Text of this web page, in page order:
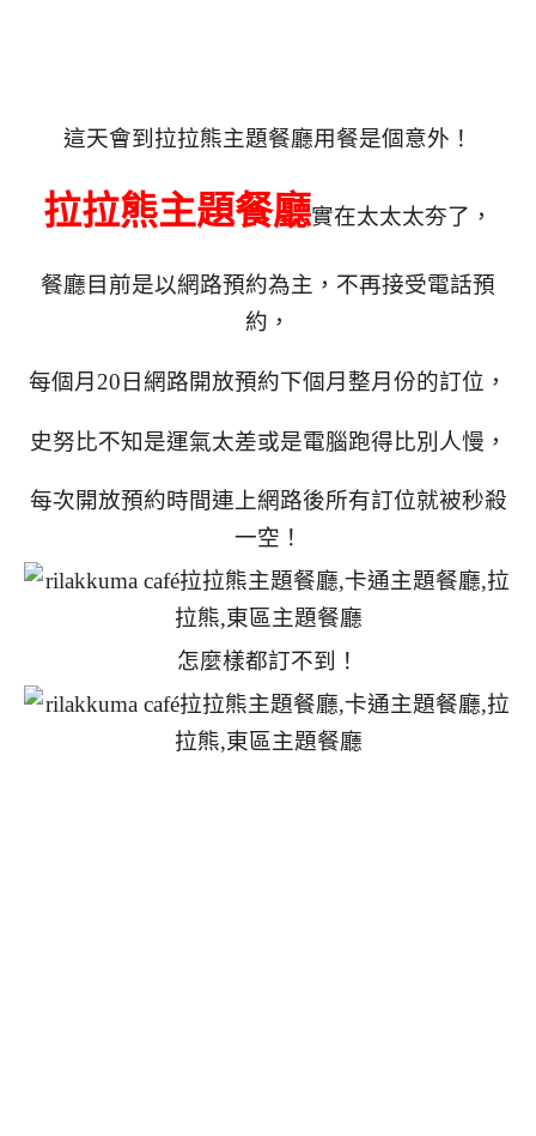
這天會到拉拉熊主題餐廳用餐是個意外！
拉拉熊主題餐廳實在太太太夯了，
餐廳目前是以網路預約為主，不再接受電話預
約，
每個月20日網路開放預約下個月整月份的訂位，
史努比不知是運氣太差或是電腦跑得比別人慢，
每次開放預約時間連上網路後所有訂位就被秒殺
一空！
怎麼樣都訂不到！